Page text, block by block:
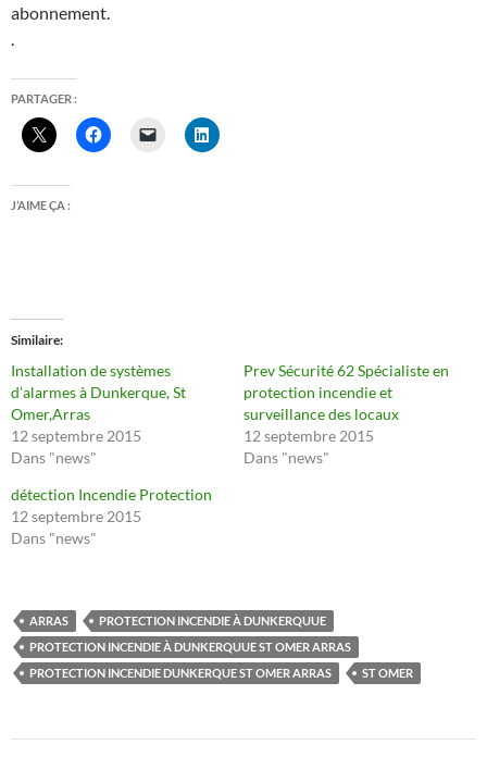
abonnement.
PARTAGER :
J’AIME ÇA :
Similaire
Installation de systèmes
d’alarmes à Dunkerque, St
Omer,Arras
12 septembre 2015
Dans "news"
Prev Sécurité 62 Spécialiste en
protection incendie et
surveillance des locaux
12 septembre 2015
Dans "news"
détection Incendie Protection
12 septembre 2015
Dans "news"
ARRAS
PROTECTION INCENDIE À DUNKERQUUE
PROTECTION INCENDIE À DUNKERQUUE ST OMER ARRAS
PROTECTION INCENDIE DUNKERQUE ST OMER ARRAS
ST OMER